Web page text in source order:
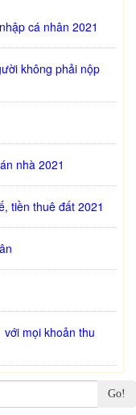
cá nhân 2021
không phải nộp
nhà 2021
tiền thuê đất 2021
mọi khoản thu
Go!